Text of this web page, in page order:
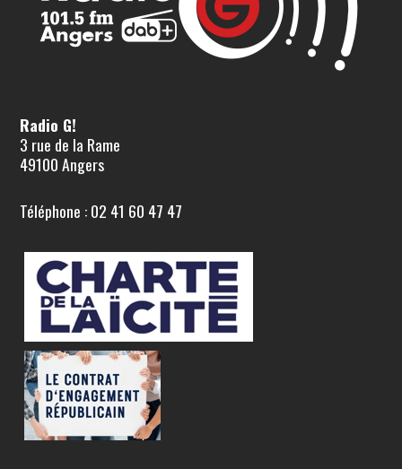
Radio G!
3 rue de la Rame
49100 Angers
Téléphone : 02 41 60 47 47